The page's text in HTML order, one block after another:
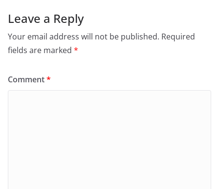
Leave a Reply
Your email address will not be published. Required
fields are marked *
Comment*